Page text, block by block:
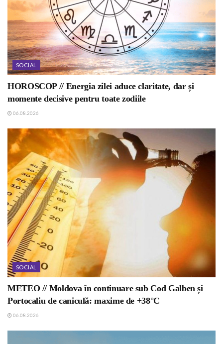
SOCIAL
HOROSCOP // Energia zilei aduce claritate, dar și
momente decisive pentru toate zodiile
06.08.2026
SOCIAL
METEO // Moldova în continuare sub Cod Galben și
Portocaliu de caniculă: maxime de +38°C
06.08.2026